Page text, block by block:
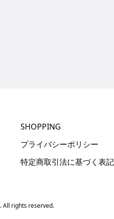
SHOPPING
プライバシーポリシー
特定商取引法に基づく表記
All rights reserved.